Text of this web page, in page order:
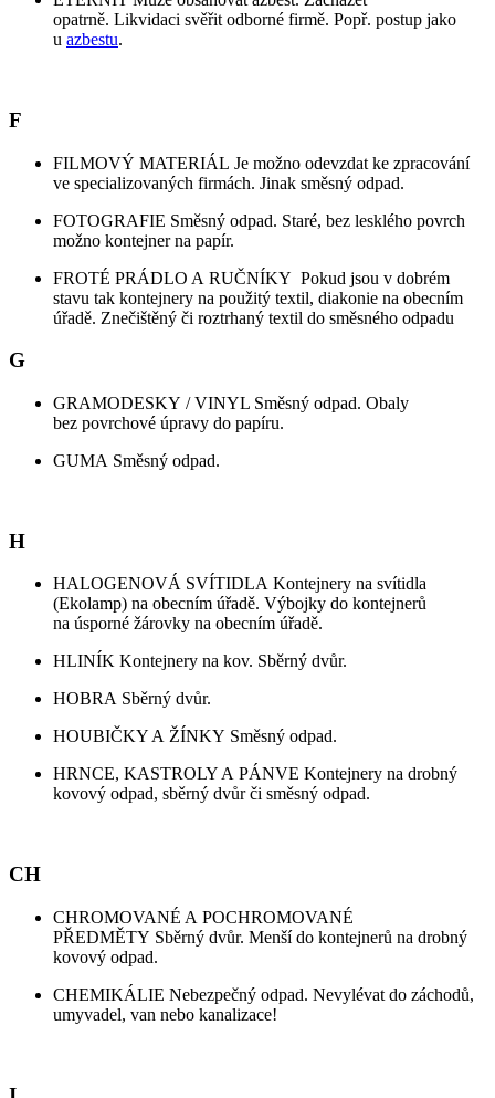
opatrně. Likvidaci svěřit odborné firmě. Popř. postup jako
u azbestu.
F
FILMOVÝ MATERIÁL Je možno odevzdat ke zpracování
ve specializovaných firmách. Jinak směsný odpad.
FOTOGRAFIE Směsný odpad. Staré, bez lesklého povrch
možno kontejner na papír.
FROTÉ PRÁDLO A RUČNÍKY Pokud jsou v dobrém
stavu tak kontejnery na použitý textil, diakonie na obecním
úřadě. Znečištěný či roztrhaný textil do směsného odpadu
G
GRAMODESKY / VINYL Směsný odpad. Obaly
bez povrchové úpravy do papíru.
GUMA Směsný odpad.
H
HALOGENOVÁ SVÍTIDLA Kontejnery na svítidla
(Ekolamp) na obecním úřadě. Výbojky do kontejnerů
na úsporné žárovky na obecním úřadě.
HLINÍK Kontejnery na kov. Sběrný dvůr.
HOBRA Sběrný dvůr.
HOUBIČKY A ŽÍNKY Směsný odpad.
HRNCE, KASTROLY A PÁNVE Kontejnery na drobný
kovový odpad, sběrný dvůr či směsný odpad.
CH
CHROMOVANÉ A POCHROMOVANÉ
PŘEDMĚTY Sběrný dvůr. Menší do kontejnerů na drobný
kovový odpad.
CHEMIKÁLIE Nebezpečný odpad. Nevylévat do záchodů,
umyvadel, van nebo kanalizace!